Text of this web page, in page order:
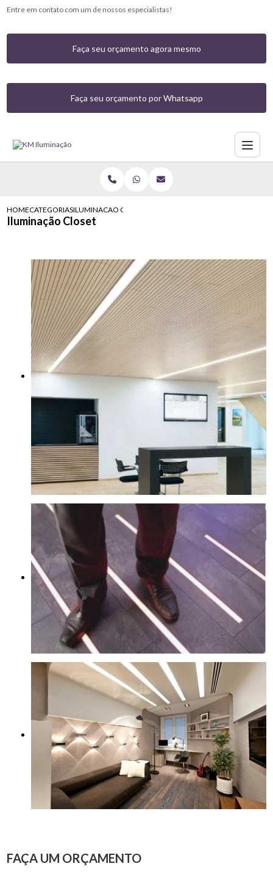
Entre em contato com um de nossos especialistas!
Faça seu orçamento agora mesmo
Faça seu orçamento por Whatsapp
HOMECATEGORIASILUMINACAO CLOSET
Iluminação Closet
FAÇA UM ORÇAMENTO